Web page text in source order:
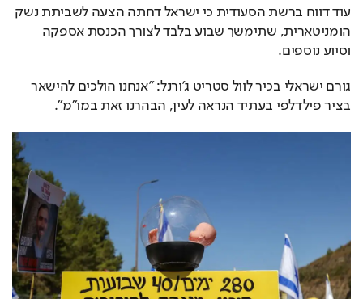
עוד דווח ברשת הסעודית כי ישראל דחתה הצעה לשביתת נשק
הומניטארית, שתימשך שבוע בלבד לצורך הכנסת אספקה
וסיוע נוספים.
גורם ישראלי בכיר לוול סטריט ג׳ורנל: ״אנחנו הולכים להישאר
בציר פילדלפי בעתיד הנראה לעין, הבהרנו זאת במו״מ״.